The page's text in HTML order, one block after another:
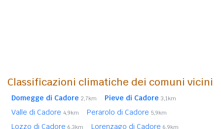
Classificazioni climatiche dei comuni vicini
Domegge di Cadore 2,7km Pieve di Cadore 3,1km
Valle di Cadore 4,9km Perarolo di Cadore 5,9km
Lozzo di Cadore 6,3km Lorenzago di Cadore 6,9km